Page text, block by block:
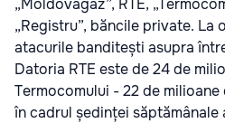
„Moldovagaz”, RTE,
„Registru”, băncile private. La
atacurile banditești asupra
Datoria RTE este de 24 de
Termocomului - 22 de milioane
în cadrul ședinței săptămânale